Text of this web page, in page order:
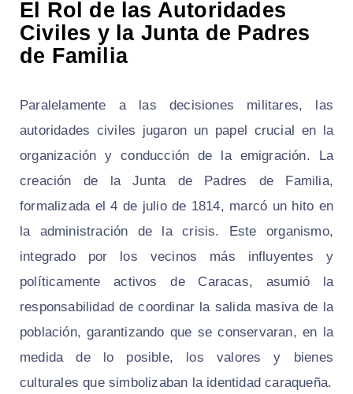
El Rol de las Autoridades
Civiles y la Junta de Padres
de Familia
Paralelamente a las decisiones militares, las
autoridades civiles jugaron un papel crucial en la
organización y conducción de la emigración. La
creación de la Junta de Padres de Familia,
formalizada el 4 de julio de 1814, marcó un hito en
la administración de la crisis. Este organismo,
integrado por los vecinos más influyentes y
políticamente activos de Caracas, asumió la
responsabilidad de coordinar la salida masiva de la
población, garantizando que se conservaran, en la
medida de lo posible, los valores y bienes
culturales que simbolizaban la identidad caraqueña.